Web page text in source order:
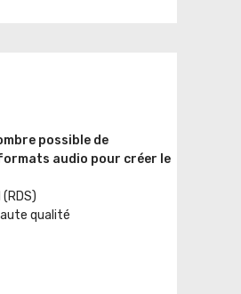
possible de
audio pour créer le
qualité